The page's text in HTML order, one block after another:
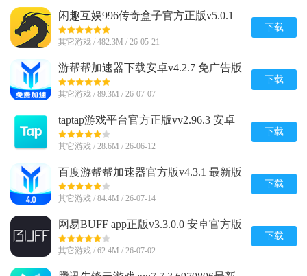
闲趣互娱996传奇盒子官方正版v5.0.1
赚钱版
其它游戏 / 482.3M / 26-05-21
下载
游帮帮加速器下载安卓v4.2.7 免广告版
其它游戏 / 89.3M / 26-07-07
下载
taptap游戏平台官方正版vv2.96.3 安卓
最新版
其它游戏 / 28.6M / 26-06-12
下载
百度游帮帮加速器官方版v4.3.1 最新版
其它游戏 / 84.4M / 26-07-14
下载
网易BUFF app正版v3.3.0.0 安卓官方版
其它游戏 / 62.4M / 26-07-02
下载